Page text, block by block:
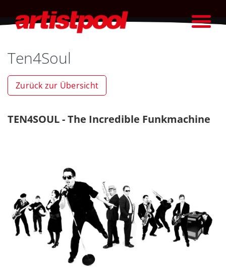
Ten4Soul
Zurück zur Übersicht
TEN4SOUL - The Incredible Funkmachine